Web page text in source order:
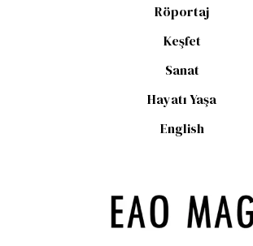
Röportaj
Keşfet
Sanat
Hayatı Yaşa
English